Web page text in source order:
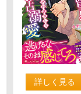
詳しく見る